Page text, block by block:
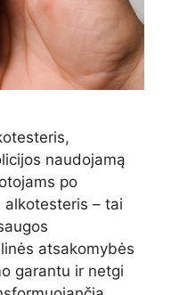
naudojamą
po
alkotesteris – tai
atsakomybės
garantu ir netgi